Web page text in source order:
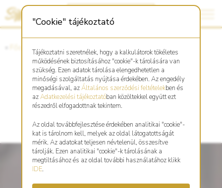
"Cookie" tájékoztató
Tájékoztatni szeretnélek, hogy a kalkulátorok tökéletes
működésének biztosításához "cookie"-k tárolására van
szükség. Ezen adatok tárolása elengedhetetlen a
minőségi szolgáltatás nyújtása érdekében. Az engedély
megadásával, azÁltalános szerződési feltételekben és
azAdatkezelési tájékoztatóban közöltekkel együtt ezt
részedről elfogadottnak tekintem.
Az oldal továbbfejlesztése érdekében analitikai "cookie"-
kat is tárolnom kell, melyek az oldal látogatottságát
mérik. Az adatokat teljesen névtelenül, összesítve
tárolják. Ezen analitikai "cookie"-k tárolásának a
megtiltásához és az oldal további használatához klikk
IDE.
Főoldal«Asztro Shop
Mahagóni fából faragott
Patkány kulcstartó